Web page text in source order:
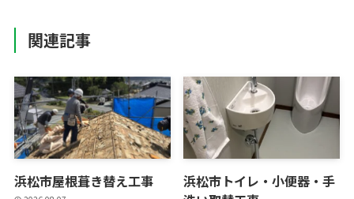
関連記事
浜松市屋根葺き替え工事
浜松市トイレ・小便器・手